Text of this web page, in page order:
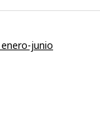
junio